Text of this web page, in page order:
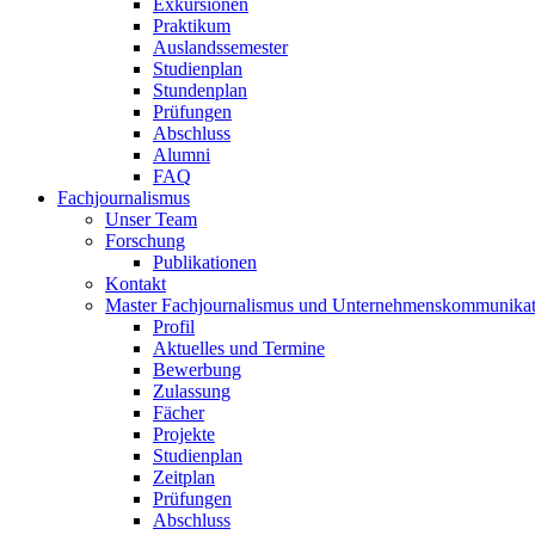
Exkursionen
Praktikum
Auslandssemester
Studienplan
Stundenplan
Prüfungen
Abschluss
Alumni
FAQ
Fachjournalismus
Unser Team
Forschung
Publikationen
Kontakt
Master Fachjournalismus und
Profil
Aktuelles und Termine
Bewerbung
Zulassung
Fächer
Projekte
Studienplan
Zeitplan
Prüfungen
Abschluss